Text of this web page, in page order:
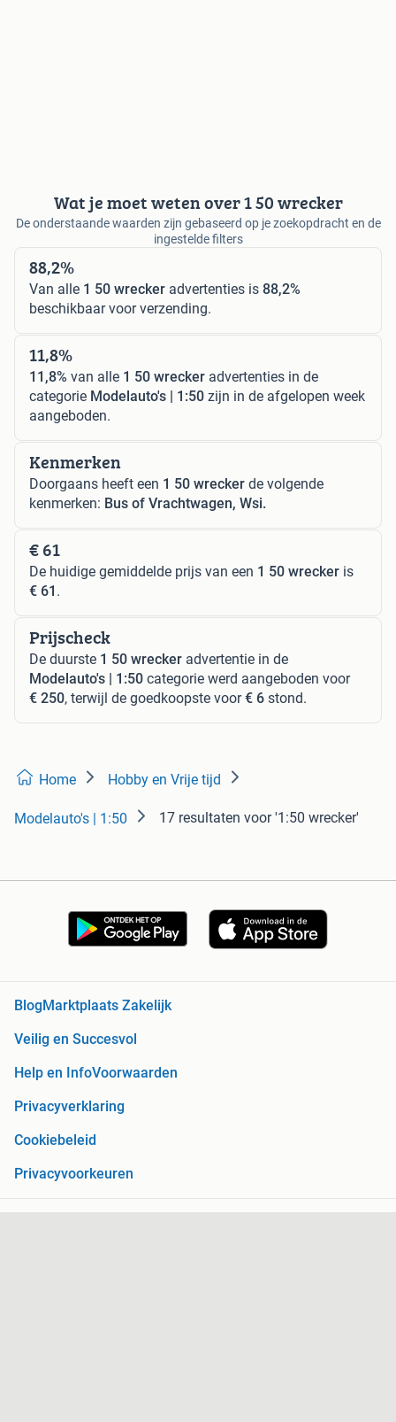
Wat je moet weten over 1 50 wrecker
De onderstaande waarden zijn gebaseerd op je zoekopdracht en de
ingestelde filters
88,2%
Van alle 1 50 wrecker advertenties is 88,2%
beschikbaar voor verzending.
11,8%
11,8% van alle 1 50 wrecker advertenties in de
categorie Modelauto's | 1:50 zijn in de afgelopen week
aangeboden.
Kenmerken
Doorgaans heeft een 1 50 wrecker de volgende
kenmerken: Bus of Vrachtwagen, Wsi.
€ 61
De huidige gemiddelde prijs van een 1 50 wrecker is
€ 61 .
Prijscheck
De duurste 1 50 wrecker advertentie in de
Modelauto's | 1:50 categorie werd aangeboden voor
€ 250, terwijl de goedkoopste voor€ 6 stond.
Home Hobby en Vrije tijd
Modelauto's | 1:50 17 resultaten voor '1:50 wrecker'
BlogMarktplaats Zakelijk
Veilig en Succesvol
Help en InfoVoorwaarden
Privacyverklaring
Cookiebeleid
Privacyvoorkeuren